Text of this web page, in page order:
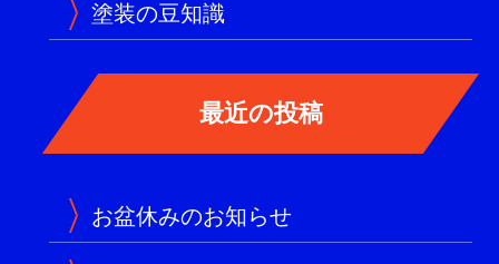
塗装の豆知識
お盆休みのお知らせ